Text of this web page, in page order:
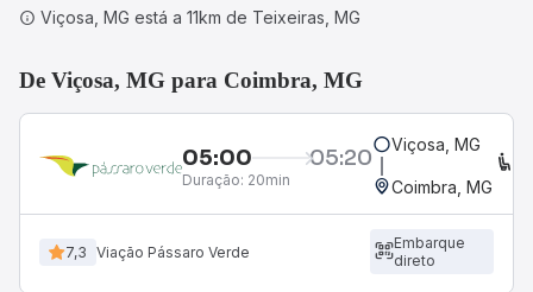
Viçosa, MG está a 11km de Teixeiras, MG
De Viçosa, MG para Coimbra, MG
05:00 05:20
Duração: 20min
Viçosa, MG
Coimbra, MG
7,3 Viação Pássaro Verde
Embarque
direto